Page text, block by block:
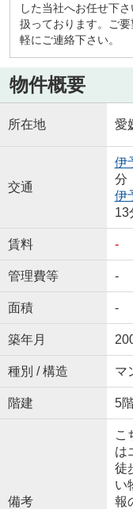
した当社へお任せ下
扱っております。ご
軽にご連絡下さい。
物件概要
所在地 愛
交通
伊
分
伊
13
賃料 -
管理費等 -
面積 -
築年月
種別 / 構造 マ
階建 5
備考
こ
は
徒
い
報